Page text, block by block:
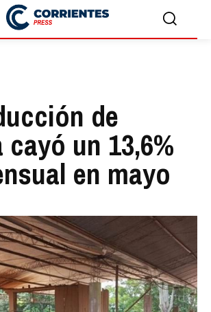
de
cayó un 13,6%
en mayo